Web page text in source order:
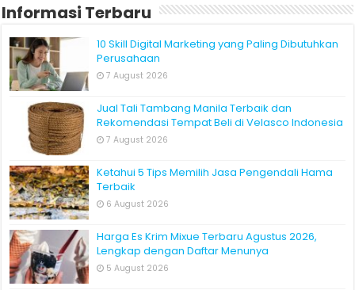
Informasi Terbaru
10 Skill Digital Marketing yang Paling Dibutuhkan
Perusahaan
7 August 2026
Jual Tali Tambang Manila Terbaik dan
Rekomendasi Tempat Beli di Velasco Indonesia
7 August 2026
Ketahui 5 Tips Memilih Jasa Pengendali Hama
Terbaik
6 August 2026
Harga Es Krim Mixue Terbaru Agustus 2026,
Lengkap dengan Daftar Menunya
5 August 2026